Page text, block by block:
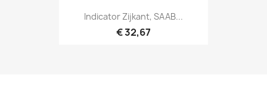
Indicator Zijkant, SAAB...
€ 32,67